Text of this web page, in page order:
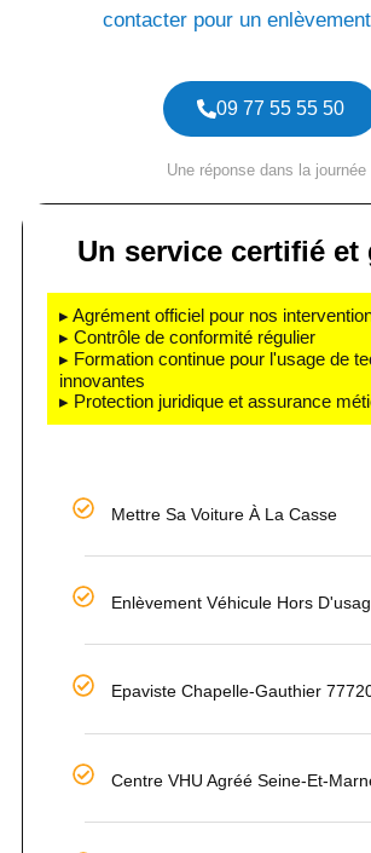
contacter pour un
09 77 55 55 50
Une réponse dans la journée
Un service certifié et
▸ Agrément officiel pour nos
▸ Contrôle de conformité régulier
▸ Formation continue pour l'usage de
innovantes
▸ Protection juridique et assurance
Mettre Sa Voiture À La Casse
Enlèvement Véhicule Hors
Epaviste Chapelle-Gauthier
Centre VHU Agréé Seine-Et-